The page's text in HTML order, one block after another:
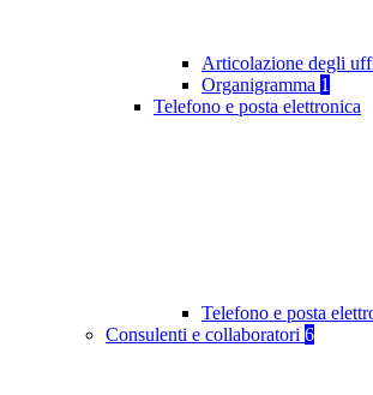
Articolazione degli
Organigramma 1
Telefono e posta elettronica
Telefono e posta
Consulenti e collaboratori 6